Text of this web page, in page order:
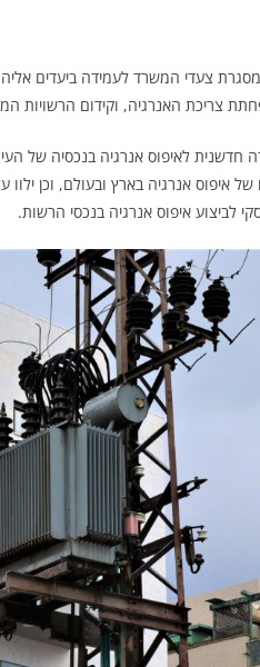
צעדי המשרד לעמידה ביעדים
צריכת האנרגיה, וקידום הרשויות
חדשנית לאיפוס אנרגיה בנכסיה של
לביצוע איפוס אנרגיה בנכסי הרשות.